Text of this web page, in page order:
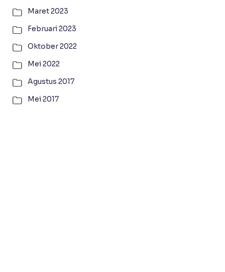
Maret 2023
Februari 2023
Oktober 2022
Mei 2022
Agustus 2017
Mei 2017